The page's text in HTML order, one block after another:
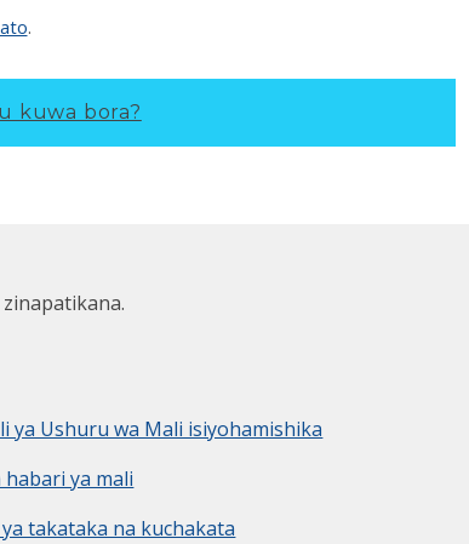
.
kuwa bora?
ya Ushuru wa Mali isiyohamishika
ya mali
takataka na kuchakata